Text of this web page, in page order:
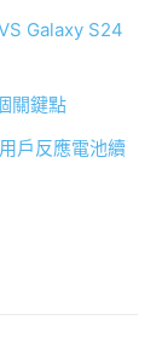
Galaxy S24
關鍵點
戶反應電池續